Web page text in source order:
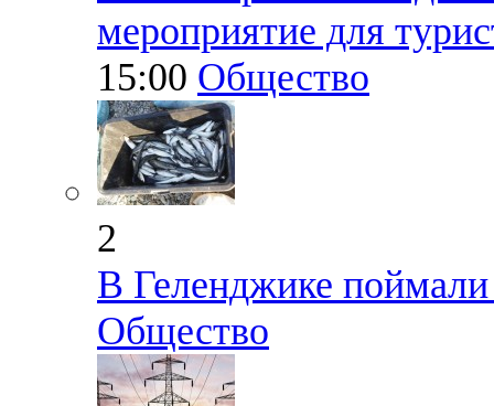
мероприятие для
15:00 Общество
2
В Геленджике поймали
Общество